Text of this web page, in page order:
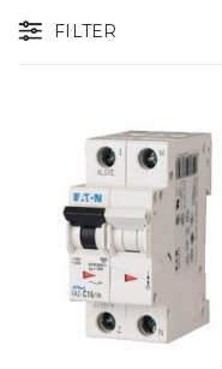
FILTER